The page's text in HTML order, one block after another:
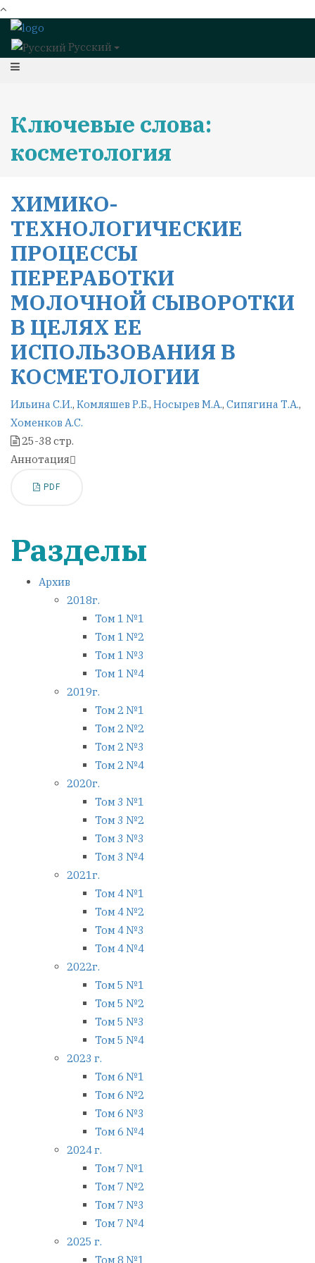
Русский
Ключевые слова:
косметология
ХИМИКО-
ТЕХНОЛОГИЧЕСКИЕ
ПРОЦЕССЫ
ПЕРЕРАБОТКИ
МОЛОЧНОЙ СЫВОРОТКИ
В ЦЕЛЯХ ЕЕ
ИСПОЛЬЗОВАНИЯ В
КОСМЕТОЛОГИИ
Ильина С.И., Комляшев Р.Б., Носырев М.А., Сипягина Т.А.,
Хоменков А.С.
25-38 стр.
Аннотация
PDF
Разделы
Архив
2018г.
Том 1 №1
Том 1 №2
Том 1 №3
Том 1 №4
2019г.
Том 2 №1
Том 2 №2
Том 2 №3
Том 2 №4
2020г.
Том 3 №1
Том 3 №2
Том 3 №3
Том 3 №4
2021г.
Том 4 №1
Том 4 №2
Том 4 №3
Том 4 №4
2022г.
Том 5 №1
Том 5 №2
Том 5 №3
Том 5 №4
2023 г.
Том 6 №1
Том 6 №2
Том 6 №3
Том 6 №4
2024 г.
Том 7 №1
Том 7 №2
Том 7 №3
Том 7 №4
2025 г.
Том 8 №1